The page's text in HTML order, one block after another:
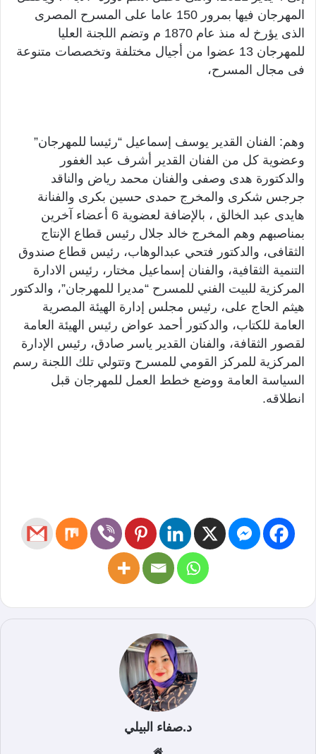
المهرجان فيها بمرور 150 عاما على المسرح المصرى
الذى يؤرخ له منذ عام 1870 م وتضم اللجنة العليا
للمهرجان 13 عضوا من أجيال مختلفة وتخصصات متنوعة
فى مجال المسرح،
وهم: الفنان القدير يوسف إسماعيل “رئيسا للمهرجان”
وعضوية كل من الفنان القدير أشرف عبد الغفور
والدكتورة هدى وصفى والفنان محمد رياض والناقد
جرجس شكرى والمخرج حمدى حسين بكرى والفنانة
هايدى عبد الخالق ، بالإضافة لعضوية 6 أعضاء آخرين
بمناصبهم وهم المخرج خالد جلال رئيس قطاع الإنتاج
الثقافى، والدكتور فتحي عبدالوهاب، رئيس قطاع صندوق
التنمية الثقافية، والفنان إسماعيل مختار، رئيس الادارة
المركزية للبيت الفني للمسرح “مديرا للمهرجان”، والدكتور
هيثم الحاج على، رئيس مجلس إدارة الهيئة المصرية
العامة للكتاب، والدكتور أحمد عواض رئيس الهيئة العامة
لقصور الثقافة، والفنان القدير ياسر صادق، رئيس الإدارة
المركزية للمركز القومي للمسرح وتتولي تلك اللجنة رسم
السياسة العامة ووضع خطط العمل للمهرجان قبل
انطلاقه.
د.صفاء البيلي